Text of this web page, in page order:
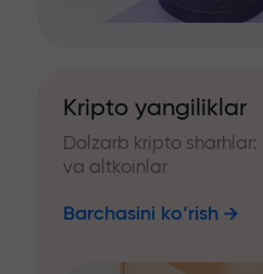
Kripto yangiliklar
Dolzarb kripto sharhlar:
va altkoinlar
Barchasini ko‘rish